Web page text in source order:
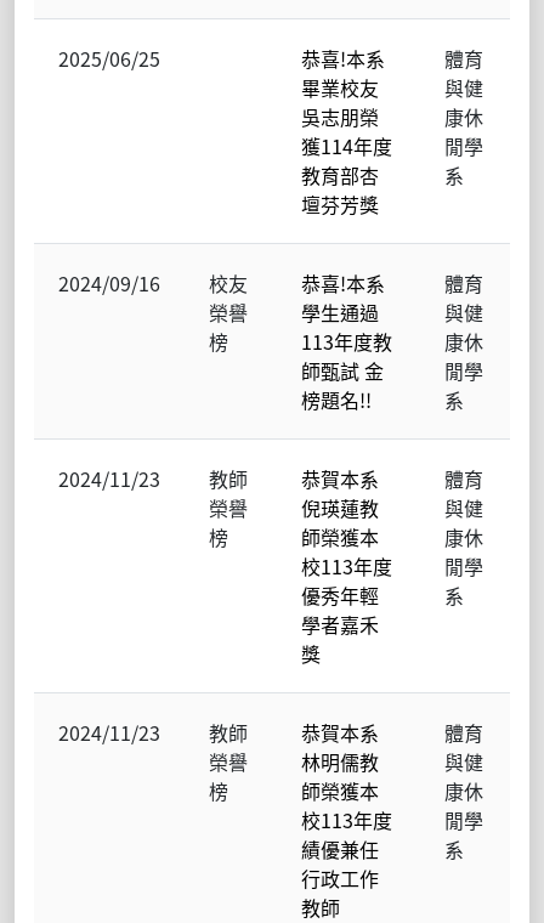
2025/06/25
恭喜!本系
畢業校友
吳志朋榮
獲114年度
教育部杏
壇芬芳獎
體育
與健
康休
閒學
系
2024/09/16
校友
榮譽
榜
恭喜!本系
學生通過
113年度教
師甄試 金
榜題名!!
體育
與健
康休
閒學
系
2024/11/23
教師
榮譽
榜
恭賀本系
倪瑛蓮教
師榮獲本
校113年度
優秀年輕
學者嘉禾
獎
體育
與健
康休
閒學
系
2024/11/23
教師
榮譽
榜
恭賀本系
林明儒教
師榮獲本
校113年度
績優兼任
行政工作
教師
體育
與健
康休
閒學
系